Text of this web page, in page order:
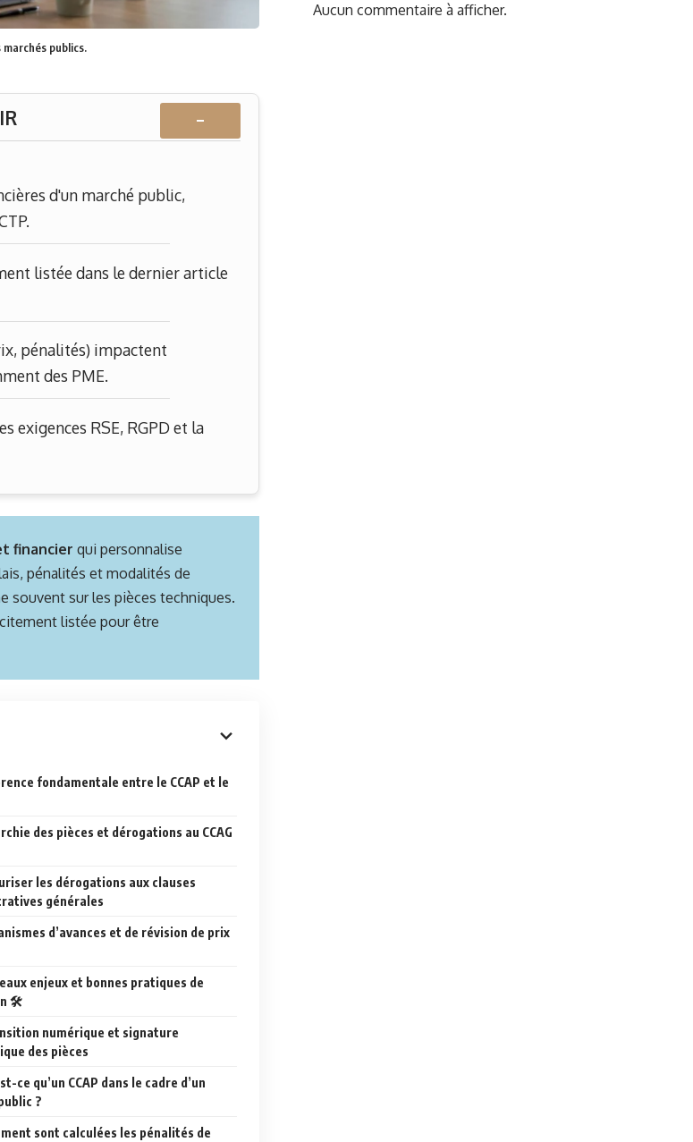
publics.
−
d'un marché public,
listée dans le dernier article
pénalités) impactent
des PME.
exigences RSE, RGPD et la
financier qui personnalise
pénalités et modalités de
souvent sur les pièces techniques.
listée pour être
fondamentale entre le CCAP et le
des pièces et dérogations au CCAG
les dérogations aux clauses
générales
d’avances et de révision de prix
enjeux et bonnes pratiques de
🛠️
numérique et signature
des pièces
ce qu’un CCAP dans le cadre d’un
?
sont calculées les pénalités de
Aucun commentaire à afficher.